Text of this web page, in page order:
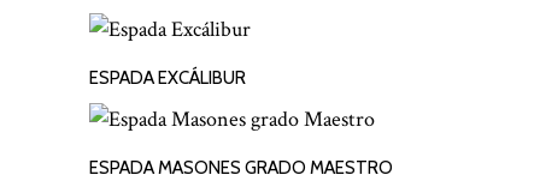
LEER MÁS
ESPADA EXCÁLIBUR
LEER MÁS
ESPADA MASONES GRADO MAESTRO